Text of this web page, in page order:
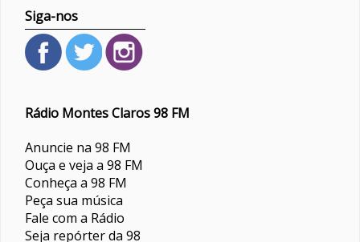
Siga-nos
Rádio Montes Claros 98 FM
Anuncie na 98 FM
Ouça e veja a 98 FM
Conheça a 98 FM
Peça sua música
Fale com a Rádio
Seja repórter da 98